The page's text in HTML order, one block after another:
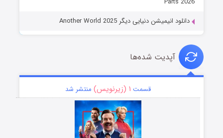
دانلود انیمیشن دنیایی دیگر Another World 2025
آپدیت شده‌ها
قسمت ۱ (زیرنویس) منتشر شد